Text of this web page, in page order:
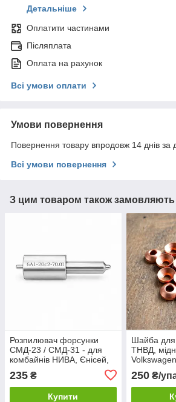
Детальніше
Оплатити частинами
Післяплата
Оплата на рахунок
Всі умови оплати
Умови повернення
Повернення товару впродовж 14 днів за
Всі умови повернення
З цим товаром також замовляють
Розпилювач форсунки
СМД-23 / СМД-31 - для
комбайнів НИВА, Єнісей,
70.01;
235 ₴
Купити
Шайба для
ТНВД,
шайба
10 шт.
250₴/